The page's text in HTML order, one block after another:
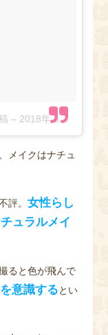
– 2018年 5月月21日午後9時42分PDT
メイクはナチュ
評。女性らし
ュラルメイ
ると色が飛んで
意識するとい